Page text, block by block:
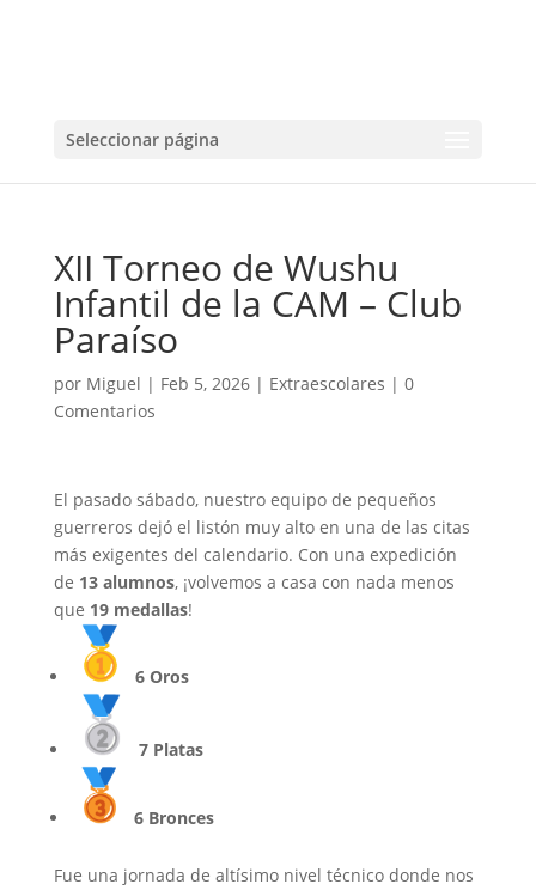
Seleccionar página
XII Torneo de Wushu
Infantil de la CAM – Club
Paraíso
por Miguel | Feb 5, 2026| Extraescolares | 0
Comentarios
El pasado sábado, nuestro equipo de pequeños
guerreros dejó el listón muy alto en una de las citas
más exigentes del calendario. Con una expedición
de 13 alumnos, ¡volvemos a casa con nada menos
que 19 medallas!
6 Oros
7 Platas
6 Bronces
Fue una jornada de altísimo nivel técnico donde nos